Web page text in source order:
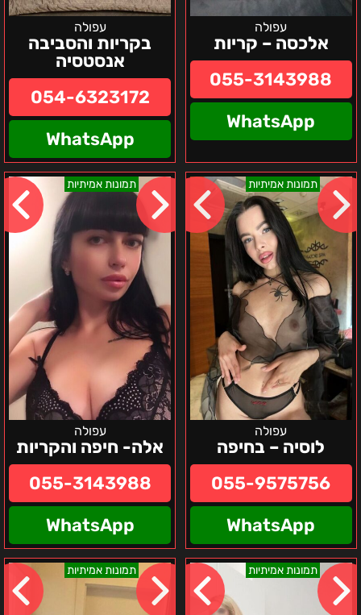
עפולה
אלכסה – קריות
055-3143988
WhatsApp
עפולה
בקריות והסביבה
אנסטסיה
054-6323172
WhatsApp
תמונות אמיתיות
עפולה
לוסיה – בחיפה
055-9575756
WhatsApp
לוסיה
–
בחיפה
תמונות אמיתיות
עפולה
אלה- חיפה והקריות
055-3143988
WhatsApp
אלה-
חיפה
והקריות
תמונות אמיתיות
טטיאנה
בצפון
והסביבה
תמונות אמיתיות
אירנה-
בצפון
ישראל